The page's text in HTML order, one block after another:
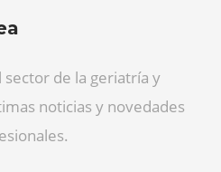
sector de la geriatría y
noticias y novedades